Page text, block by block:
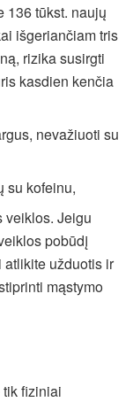
136 tūkst. naujų
išgeriančiam tris
rizika susirgti
kasdien kenčia
nevažiuoti su
su kofeinu,
veiklos. Jeigu
pobūdį
užduotis ir
mąstymo
fiziniai